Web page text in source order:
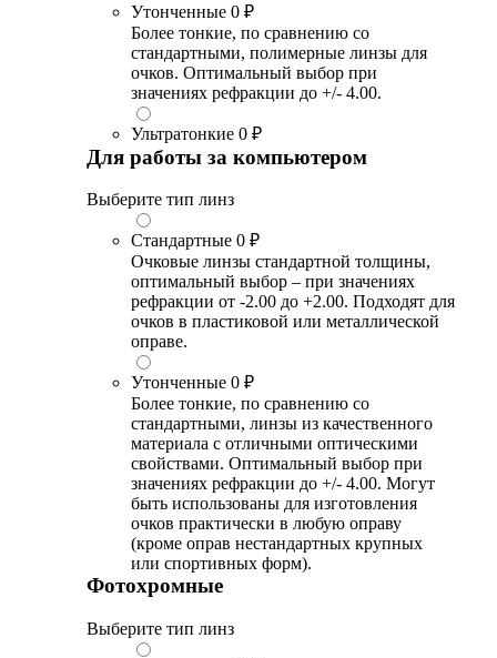
Утонченные 0 ₽
Более тонкие, по сравнению со
стандартными, полимерные линзы для
очков. Оптимальный выбор при
значениях рефракции до +/- 4.00.
Ультратонкие 0 ₽
Для работы за компьютером
Выберите тип линз
Стандартные 0 ₽
Очковые линзы стандартной толщины,
оптимальный выбор – при значениях
рефракции от -2.00 до +2.00. Подходят для
очков в пластиковой или металлической
оправе.
Утонченные 0 ₽
Более тонкие, по сравнению со
стандартными, линзы из качественного
материала с отличными оптическими
свойствами. Оптимальный выбор при
значениях рефракции до +/- 4.00. Могут
быть использованы для изготовления
очков практически в любую оправу
(кроме оправ нестандартных крупных
или спортивных форм).
Фотохромные
Выберите тип линз